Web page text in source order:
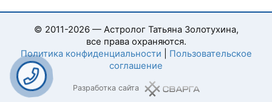
© 2011-2026 — Астролог Татьяна Золотухина,
все права охраняются.
Политика конфиденциальности
Пользовательское
соглашение
Разработка сайта